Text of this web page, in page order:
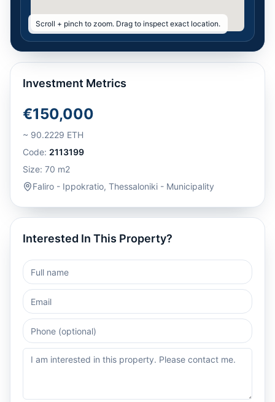
Scroll + pinch to zoom. Drag to inspect exact location.
Investment Metrics
€150,000
~ 90.2229 ETH
Code: 2113199
Size: 70 m2
Faliro - Ippokratio, Thessaloniki - Municipality
Interested In This Property?